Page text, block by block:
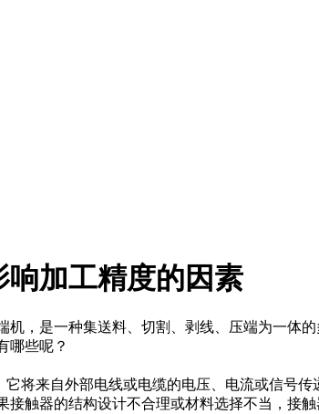
加工精度的因素
是一种集送料、切割、剥线、压端为一体
哪些呢？
来自外部电线或电缆的电压、电流或信号传
触器的结构设计不合理或材料选择不当，接